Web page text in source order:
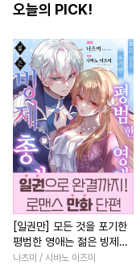
오늘의 PICK!
[일권만] 모든 것을 포기한
평범한 영애는 젊은 빙제의
총애를 받는다 [단행본]
나츠미 / 시바노 이즈미